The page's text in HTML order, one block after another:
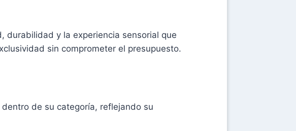
durabilidad y la experiencia sensorial que
sin comprometer el presupuesto.
de su categoría, reflejando su